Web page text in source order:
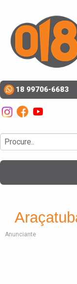
18 99706-6683
Anunciante